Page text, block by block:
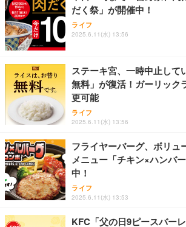
だく祭」が開催中！
ライフ
2025.6.11(水) 13:56
ステーキ宮、一時中止して
無料」が復活！ガーリック
更可能
ライフ
2025.6.11(水) 13:56
フライヤーバーグ、ボリュ
メニュー「チキン×ハンバ
中！
ライフ
2025.6.11(水) 13:53
KFC「父の日9ピースバー